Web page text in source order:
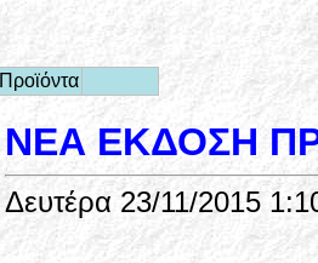
Προϊόντα
ΝΕΑ ΕΚΔΟΣΗ
Δευτέρα 23/11/2015